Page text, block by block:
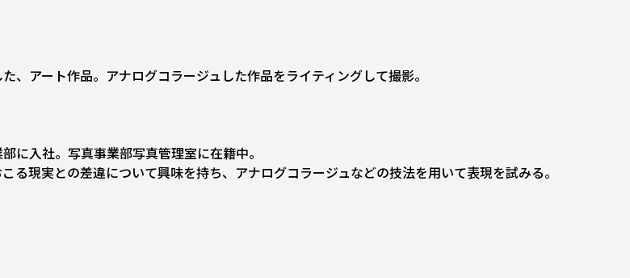
アート作品。アナログコラージュした作品をライティングして撮影。
に入社。写真事業部写真管理室に在籍中。
現実との差違について興味を持ち、アナログコラージュなどの技法を用いて表現を試みる。